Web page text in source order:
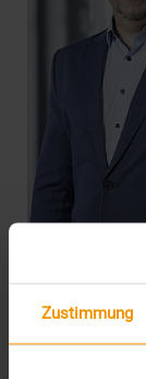
Zustimmung
NEWS